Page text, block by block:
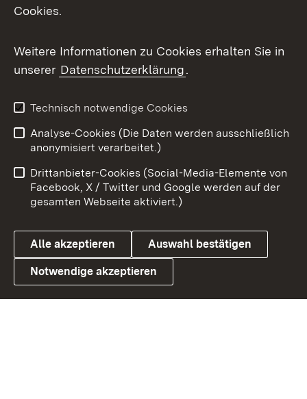
Messenger
Social Wall
X / Twitter
Youtube
Link zum Landesportal
Benutzungshinweise
Barrierefreiheit
Datenschutz
Cookies
Cookies.
Weitere Informationen zu Cookies erhalten Sie in
unserer Datenschutzerklärung.
Technisch notwendige Cookies
Analyse-Cookies (Die Daten werden ausschließlich
anonymisiert verarbeitet.)
Drittanbieter-Cookies (Social-Media-Elemente von
Facebook, X / Twitter und Google werden auf der
gesamten Webseite aktiviert.)
Alle akzeptieren Auswahl bestätigen
Notwendige akzeptieren